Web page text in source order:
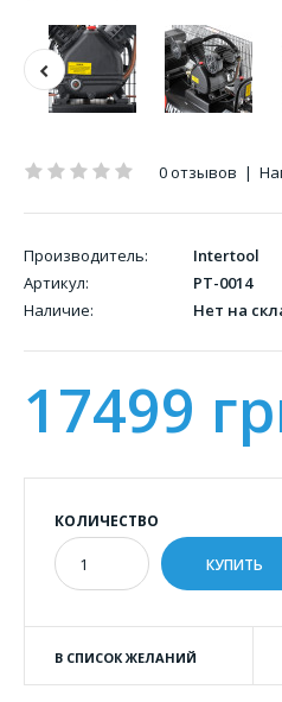
0 отзывов |
Производитель:
Intertool
Артикул:
PT-0014
Наличие:
Нет на
17499
КОЛИЧЕСТВО
В СПИСОК ЖЕЛАНИЙ